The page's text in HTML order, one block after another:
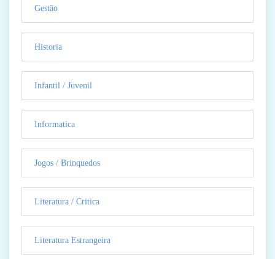
Gestão
Historia
Infantil / Juvenil
Informatica
Jogos / Brinquedos
Literatura / Critica
Literatura Estrangeira